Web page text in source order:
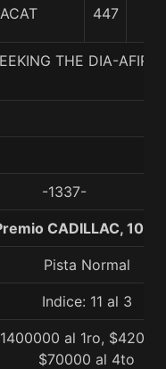
447
THE DIA-
-1337-
CADILLAC,
Pista Normal
Indice: 11 al 3
al 1ro,
$70000 al 4to